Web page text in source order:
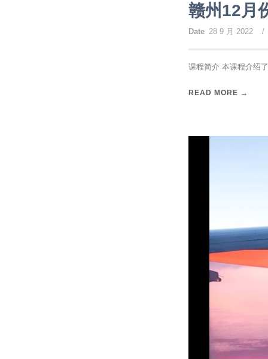
赣州12月
Date 28 9 月 2022 /
课程简介 本课程介绍
READ MORE →